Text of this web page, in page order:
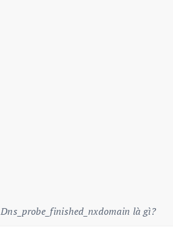
Dns_probe_finished_nxdomain là gì?